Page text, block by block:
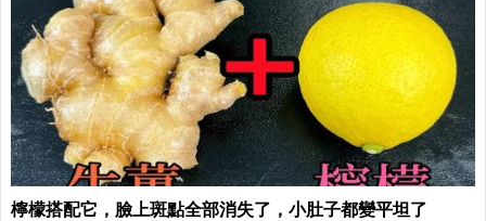
檸檬搭配它，臉上斑點全部消失了，小肚子都變平坦了